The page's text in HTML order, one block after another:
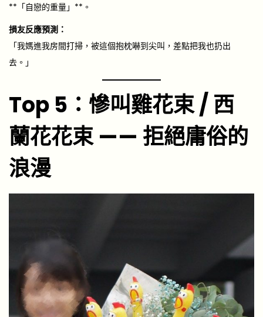
**「自戀的重量」**。
損友反應預測：
「我媽進我房間打掃，被這個抱枕嚇到尖叫，差點把我也扔出
去。」
Top 5：慘叫雞花束 / 西
蘭花花束 —— 拒絕庸俗的
浪漫